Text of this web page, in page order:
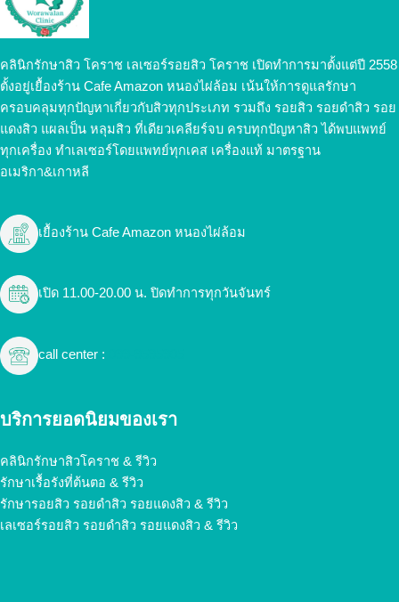
คลินิกรักษาสิว โคราช เลเซอร์รอยสิว โคราช เปิดทำการมาตั้งแต่ปี 2558
ตั้งอยู่เยื้องร้าน Cafe Amazon หนองไผ่ล้อม เน้นให้การดูแลรักษา
ครอบคลุมทุกปัญหาเกี่ยวกับสิวทุกประเภท รวมถึง รอยสิว รอยดำสิว รอย
แดงสิว แผลเป็น หลุมสิว ที่เดียวเคลียร์จบ ครบทุกปัญหาสิว ได้พบแพทย์
ทุกเครื่อง ทำเลเซอร์โดยแพทย์ทุกเคส เครื่องแท้ มาตรฐาน
อเมริกา&เกาหลี
เยื้องร้าน Cafe Amazon หนองไผ่ล้อม
เปิด 11.00-20.00 น. ปิดทำการทุกวันจันทร์
call center :
บริการยอดนิยมของเรา
คลินิกรักษาสิวโคราช & รีวิว
รักษาเรื้อรังที่ต้นตอ & รีวิว
รักษารอยสิว รอยดำสิว รอยแดงสิว & รีวิว
เลเซอร์รอยสิว รอยดำสิว รอยแดงสิว & รีวิว